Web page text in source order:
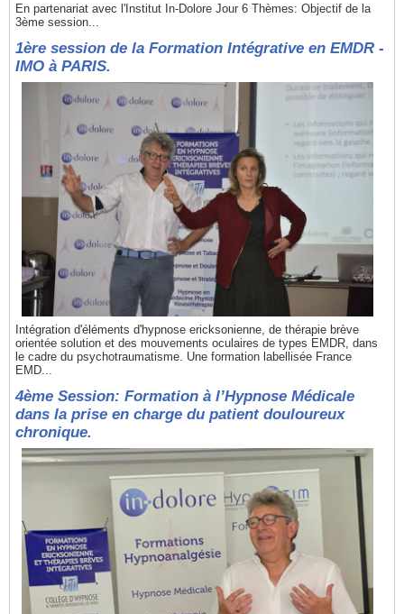
En partenariat avec l'Institut In-Dolore Jour 6 Thèmes: Objectif de la
3ème session...
1ère session de la Formation Intégrative en EMDR -
IMO à PARIS.
Intégration d'éléments d'hypnose ericksonienne, de thérapie brève
orientée solution et des mouvements oculaires de types EMDR, dans
le cadre du psychotraumatisme. Une formation labellisée France
EMD...
4ème Session: Formation à l’Hypnose Médicale
dans la prise en charge du patient douloureux
chronique.